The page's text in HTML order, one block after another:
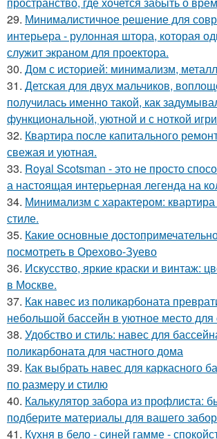
29. Минималистичное решение для
интерьера - рулонная штора, которая
служит экраном для проектора.
30. Дом с историей: минимализм,
31. Детская для двух мальчиков,
получилась именно такой, как
функциональной, уютной и с ноткой
32. Квартира после капитального
свежая и уютная.
33. Royal Scotsman - это не просто
а настоящая интерьерная легенда на
34. Минимализм с характером: квартира
стиле.
35. Какие основные
посмотреть в Орехово-Зуево
36. Искусство, яркие краски и винтаж:
в Москве.
37. Как навес из поликарбоната
небольшой бассейн в уютное место для
38. Удобство и стиль: навес для
поликарбоната для частного дома
39. Как выбрать навес для каркасного
по размеру и стилю
40. Калькулятор забора из профлиста:
подберите материалы для вашего
41. Кухня в бело - синей гамме -